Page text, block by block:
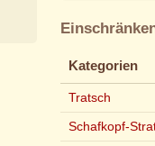
Kategorien
Tratsch
Schafkopf-